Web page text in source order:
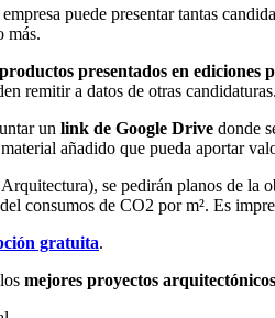
empresa puede presentar tantas
más.
presentados en ediciones
remitir a datos de otras candidaturas.
un link de Google Drive donde
añadido que pueda aportar
se pedirán planos de la
consumos de CO2 por m². Es
gratuita.
mejores proyectos arquitectónicos